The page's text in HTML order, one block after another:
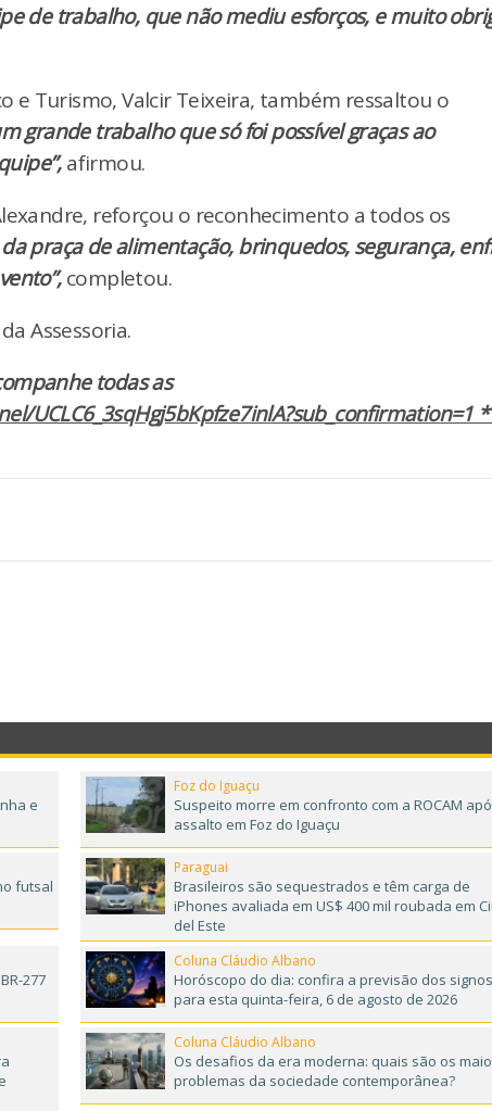
de trabalho, que não mediu esforços, e muito
e Turismo, Valcir Teixeira, também ressaltou o
grande trabalho que só foi possível graças ao
afirmou.
reforçou o reconhecimento a todos os
praça de alimentação, brinquedos, segurança,
completou.
Assessoria.
todas as
UCLC6_3sqHgj5bKpfze7inlA?sub_confirmation=1
e
Foz do Iguaçu
Suspeito morre em confronto com a ROCAM
assalto em Foz do Iguaçu
futsal
Paraguai
Brasileiros são sequestrados e têm carga de
iPhones avaliada em US$ 400 mil roubada em
del Este
277
Coluna Cláudio Albano
Horóscopo do dia: confira a previsão dos signos
para esta quinta-feira, 6 de agosto de 2026
Coluna Cláudio Albano
Os desafios da era moderna: quais são os
problemas da sociedade contemporânea?